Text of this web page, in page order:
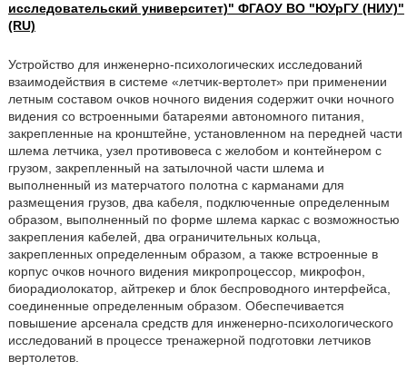
исследовательский университет)" ФГАОУ ВО "ЮУрГУ (НИУ)"
(RU)
Устройство для инженерно-психологических исследований
взаимодействия в системе «летчик-вертолет» при применении
летным составом очков ночного видения содержит очки ночного
видения со встроенными батареями автономного питания,
закрепленные на кронштейне, установленном на передней части
шлема летчика, узел противовеса с желобом и контейнером с
грузом, закрепленный на затылочной части шлема и
выполненный из матерчатого полотна с карманами для
размещения грузов, два кабеля, подключенные определенным
образом, выполненный по форме шлема каркас с возможностью
закрепления кабелей, два ограничительных кольца,
закрепленных определенным образом, а также встроенные в
корпус очков ночного видения микропроцессор, микрофон,
биорадиолокатор, айтрекер и блок беспроводного интерфейса,
соединенные определенным образом. Обеспечивается
повышение арсенала средств для инженерно-психологического
исследований в процессе тренажерной подготовки летчиков
вертолетов.